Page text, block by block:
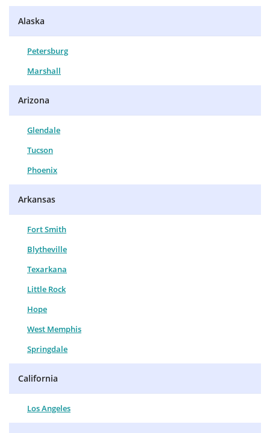
Alaska
Petersburg
Marshall
Arizona
Glendale
Tucson
Phoenix
Arkansas
Fort Smith
Blytheville
Texarkana
Little Rock
Hope
West Memphis
Springdale
California
Los Angeles